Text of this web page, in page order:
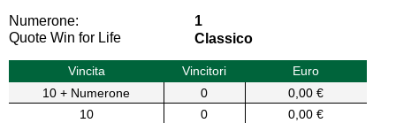
Numerone:
1
Quote Win for Life
Classico
Vincita Vincitori
Euro
10 + Numerone
0
0,00 €
10
0
0,00 €